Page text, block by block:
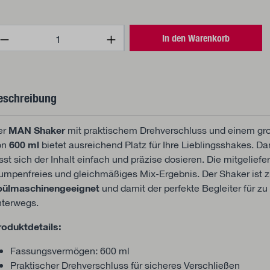
Anzahl: Gib den gewünschten
In den Warenkorb
MAN Shakermit praktischem Drehverschluss und einem
600 ml bietet ausreichend Platz für Ihre Lieblingsshakes.
sich der Inhalt einfach und präzise dosieren. Die
und gleichmäßiges Mix-Ergebnis. Der Shaker ist
und damit der perfekte Begleiter für
Fassungsvermögen: 600 ml
Praktischer Drehverschluss für sicheres Verschließen